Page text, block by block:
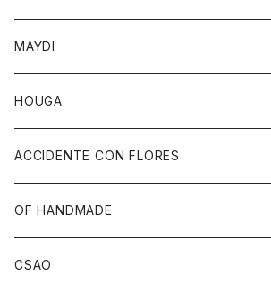
MAYDI
HOUGA
ACCIDENTE CON FLORES
OF HANDMADE
CSAO